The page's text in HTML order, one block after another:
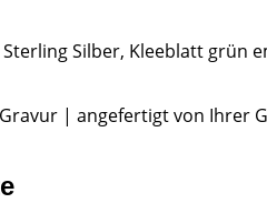
Sterling Silber, Kleeblatt grün
| angefertigt von Ihrer